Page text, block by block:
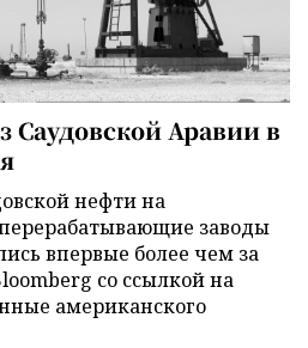
Аравии в
нефти на
заводы
впервые более чем за
со ссылкой на
американского